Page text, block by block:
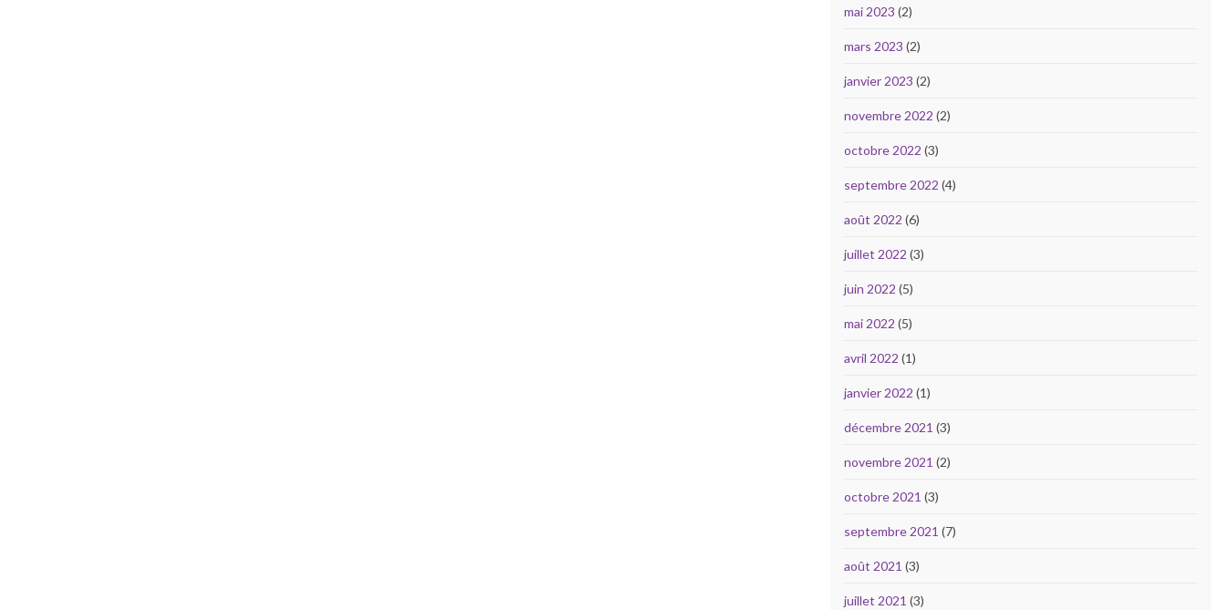
mai 2023 (2)
mars 2023 (2)
janvier 2023 (2)
novembre 2022 (2)
octobre 2022 (3)
septembre 2022 (4)
août 2022 (6)
juillet 2022 (3)
juin 2022 (5)
mai 2022 (5)
avril 2022 (1)
janvier 2022 (1)
décembre 2021 (3)
novembre 2021 (2)
octobre 2021 (3)
septembre 2021 (7)
août 2021 (3)
juillet 2021 (3)